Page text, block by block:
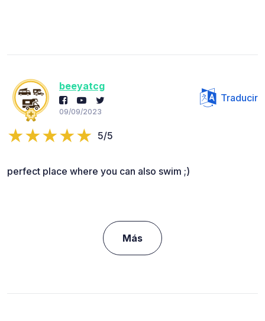
beeyatcg
09/09/2023
Traducir
5/5
perfect place where you can also swim ;)
Más